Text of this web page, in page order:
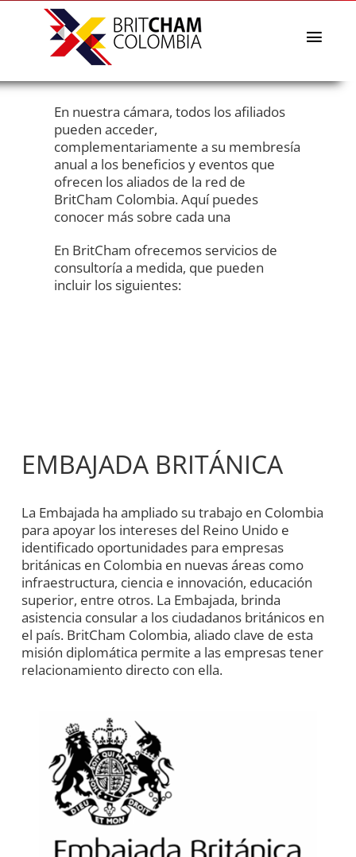
The Chamber
Affiliates Directory
Events & News
BritCham Academy
Commercial Missions
BritCham Sustainability Awards
Services
En nuestra cámara, todos los afiliados
pueden acceder,
complementariamente a su membresía
anual a los beneficios y eventos que
ofrecen los aliados de la red de
BritCham Colombia. Aquí puedes
conocer más sobre cada una
En BritCham ofrecemos servicios de
consultoría a medida, que pueden
incluir los siguientes:
EMBAJADA BRITÁNICA
La Embajada ha ampliado su trabajo en Colombia
para apoyar los intereses del Reino Unido e
identificado oportunidades para empresas
británicas en Colombia en nuevas áreas como
infraestructura, ciencia e innovación, educación
superior, entre otros. La Embajada, brinda
asistencia consular a los ciudadanos británicos en
el país. BritCham Colombia, aliado clave de esta
misión diplomática permite a las empresas tener
relacionamiento directo con ella.